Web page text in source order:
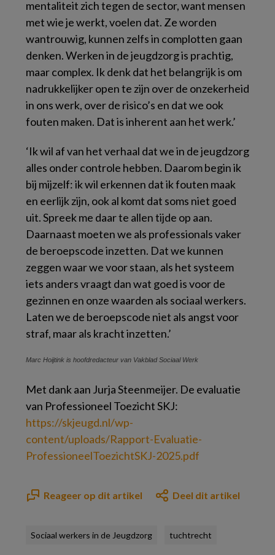
mentaliteit zich tegen de sector, want mensen
met wie je werkt, voelen dat. Ze worden
wantrouwig, kunnen zelfs in complotten gaan
denken. Werken in de jeugdzorg is prachtig,
maar complex. Ik denk dat het belangrijk is om
nadrukkelijker open te zijn over de onzekerheid
in ons werk, over de risico’s en dat we ook
fouten maken. Dat is inherent aan het werk.’
‘Ik wil af van het verhaal dat we in de jeugdzorg
alles onder controle hebben. Daarom begin ik
bij mijzelf: ik wil erkennen dat ik fouten maak
en eerlijk zijn, ook al komt dat soms niet goed
uit. Spreek me daar te allen tijde op aan.
Daarnaast moeten we als professionals vaker
de beroepscode inzetten. Dat we kunnen
zeggen waar we voor staan, als het systeem
iets anders vraagt dan wat goed is voor de
gezinnen en onze waarden als sociaal werkers.
Laten we de beroepscode niet als angst voor
straf, maar als kracht inzetten.’
Marc Hoijtink is hoofdredacteur van Vakblad Sociaal Werk
Met dank aan Jurja Steenmeijer. De evaluatie
van Professioneel Toezicht SKJ:
https://skjeugd.nl/wp-
content/uploads/Rapport-Evaluatie-
ProfessioneelToezichtSKJ-2025.pdf
Reageer op dit artikel Deel dit artikel
Sociaal werkers in de Jeugdzorg tuchtrecht